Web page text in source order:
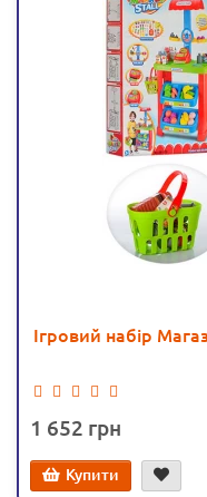
Ігровий набір
1 652
Купити